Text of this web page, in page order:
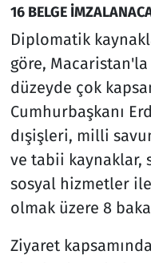
16 BELGE
Diplomatik
göre,
düzeyde çok
Cumhurbaşkanı
dışişleri, milli
ve tabii kaynaklar,
sosyal hizmetler
olmak üzere 8
Ziyaret